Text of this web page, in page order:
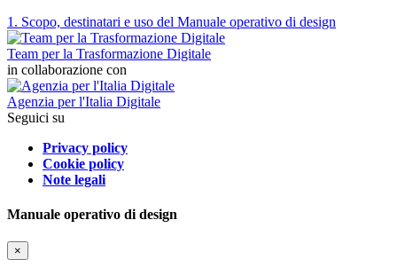
1. Scopo, destinatari e uso del Manuale operativo di design
Team per la Trasformazione Digitale
in collaborazione con
Agenzia per l'Italia Digitale
Seguici su
Privacy policy
Cookie policy
Note legali
Manuale operativo di design
×